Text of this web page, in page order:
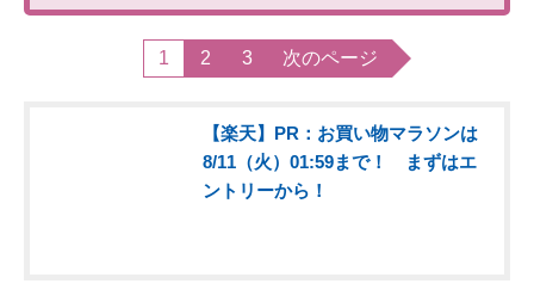
1 2 3 次のページ
【楽天】PR：お買い物マラソンは
8/11（火）01:59まで！ まずはエ
ントリーから！